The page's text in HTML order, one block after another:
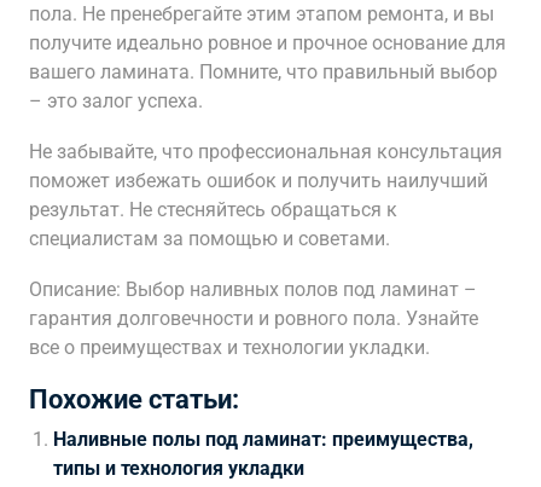
пола. Не пренебрегайте этим этапом ремонта, и вы
получите идеально ровное и прочное основание для
вашего ламината. Помните, что правильный выбор
– это залог успеха.
Не забывайте, что профессиональная консультация
поможет избежать ошибок и получить наилучший
результат. Не стесняйтесь обращаться к
специалистам за помощью и советами.
Описание: Выбор наливных полов под ламинат –
гарантия долговечности и ровного пола. Узнайте
все о преимуществах и технологии укладки.
Похожие статьи:
Наливные полы под ламинат: преимущества,
типы и технология укладки